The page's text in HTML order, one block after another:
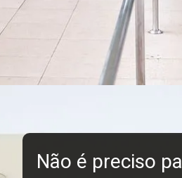
Não é preciso